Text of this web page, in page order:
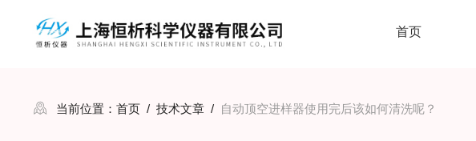
首页
当前位置：首页 /技术文章 / 自动顶空进样器使用完后该如何清洗呢？